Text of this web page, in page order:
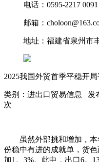
电话：0595-2217 0091
邮箱：
地址：福建省泉州市
2025我国外贸首季平稳开
类别：进出口贸易信息 发
次
虽然外部挑和增加，本
份稳中有进的成就单，货
加1。3%。此中，出口6。